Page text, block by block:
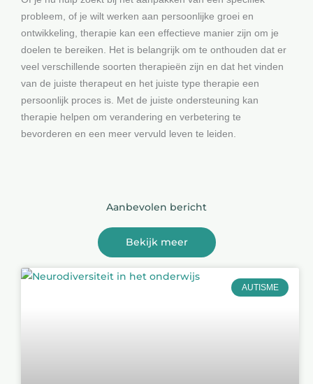
probleem, of je wilt werken aan persoonlijke groei en
ontwikkeling, therapie kan een effectieve manier zijn om je
doelen te bereiken. Het is belangrijk om te onthouden dat er
veel verschillende soorten therapieën zijn en dat het vinden
van de juiste therapeut en het juiste type therapie een
persoonlijk proces is. Met de juiste ondersteuning kan
therapie helpen om verandering en verbetering te
bevorderen en een meer vervuld leven te leiden.
Aanbevolen bericht
Bekijk meer
AUTISME